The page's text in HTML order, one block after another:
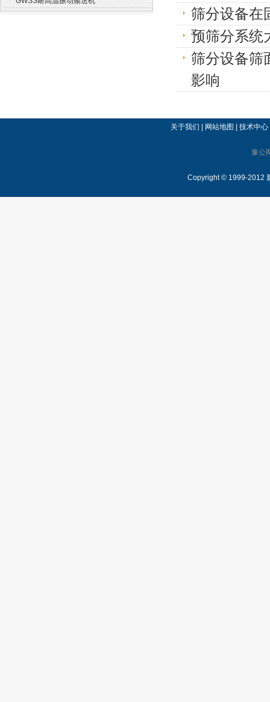
筛分设备在
预筛分系统
筛分设备筛
影响
关于我们 网站地图 技术中心
豫公
Copyright © 1999-2012